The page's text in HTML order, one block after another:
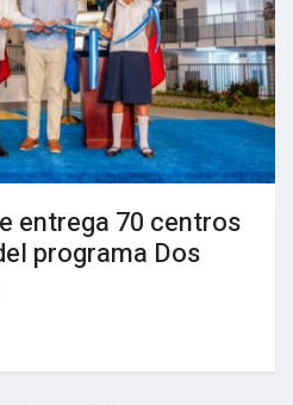
entrega 70 centros
programa Dos